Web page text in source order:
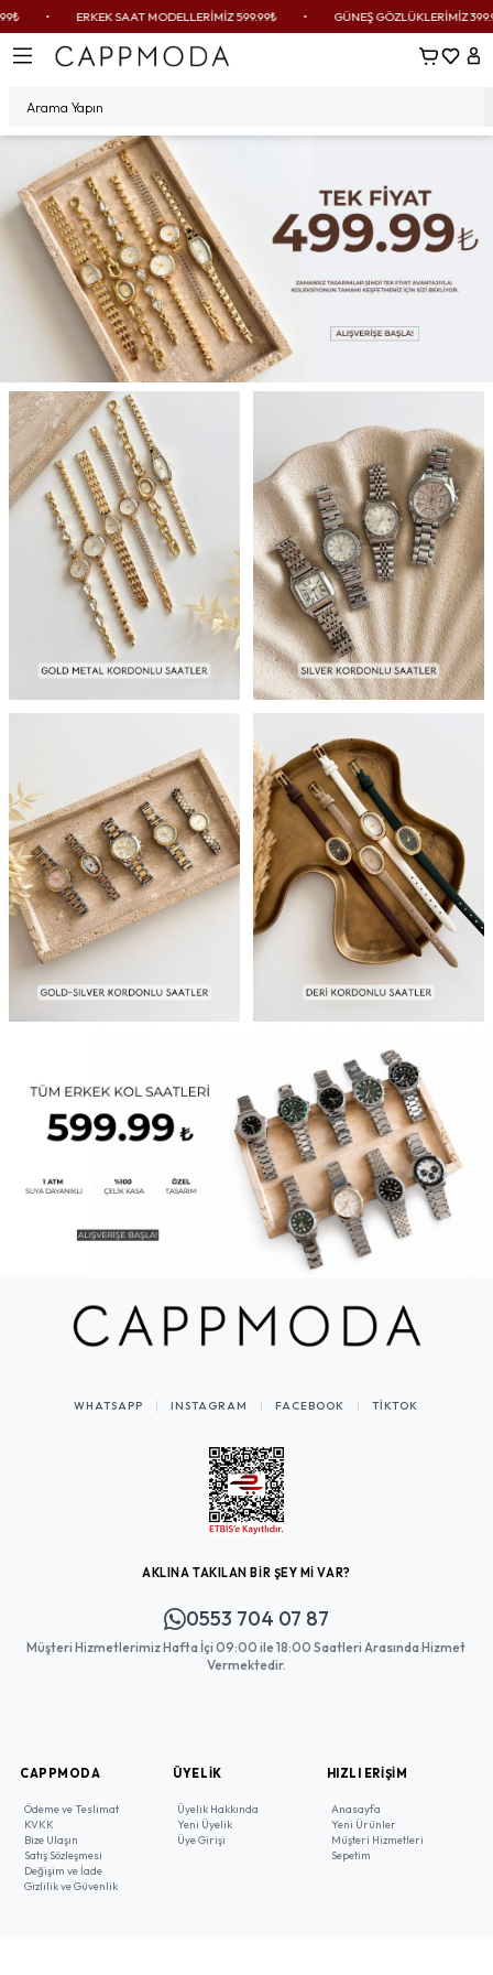
ERKEK SAAT MODELLERİMİZ 599.99₺ GÜNEŞ GÖZLÜKLERİMİZ 399.99₺
Sepetim
WHATSAPP INSTAGRAM FACEBOOK TIKTOK
AKLINA TAKILAN BİR ŞEY Mİ VAR?
0553 704 07 87
Müşteri Hizmetlerimiz Hafta İçi 09:00 ile 18:00 Saatleri Arasında Hizmet
Vermektedir.
CAPPMODA
Ödeme ve Teslimat
KVKK
Bize Ulaşın
Satış Sözleşmesi
Değişim ve İade
Gizlilik ve Güvenlik
ÜYELIK
Üyelik Hakkında
Yeni Üyelik
Üye Girişi
HIZLI ERIŞIM
Anasayfa
Yeni Ürünler
Müşteri Hizmetleri
Sepetim